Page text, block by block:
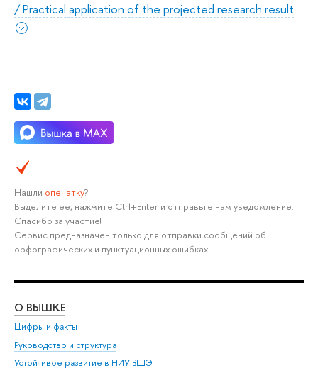
/ Practical application of the projected research result
Нашли опечатку?
Выделите её, нажмите Ctrl+Enter и отправьте нам уведомление.
Спасибо за участие!
Сервис предназначен только для отправки сообщений об
орфографических и пунктуационных ошибках.
О ВЫШКЕ
Цифры и факты
Руководство и структура
Устойчивое развитие в НИУ ВШЭ